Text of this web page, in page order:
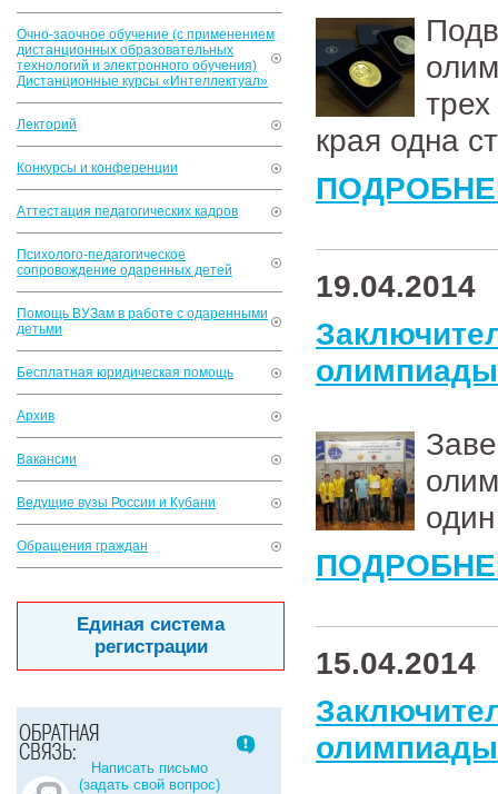
Очно-заочное обучение (с применением
дистанционных образовательных
технологий и электронного обучения)
Дистанционные курсы «Интеллектуал»
Лекторий
Конкурсы и конференции
Аттестация педагогических кадров
Психолого-педагогическое
сопровождение одаренных детей
Помощь ВУЗам в работе с одаренными
детьми
Бесплатная юридическая помощь
Архив
Вакансии
Ведущие вузы России и Кубани
Обращения граждан
Единая система
регистрации
Написать письмо
(задать свой вопрос)
края одна
19.04.2014
15.04.2014